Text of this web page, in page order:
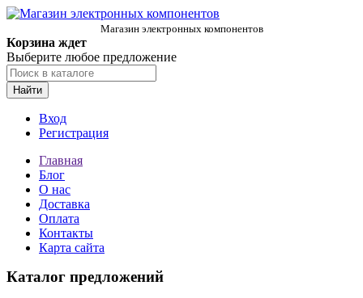
Магазин электронных компонентов
Корзина ждет
Выберите любое предложение
Найти
Вход
Регистрация
Главная
Блог
О нас
Доставка
Оплата
Контакты
Карта сайта
Каталог предложений